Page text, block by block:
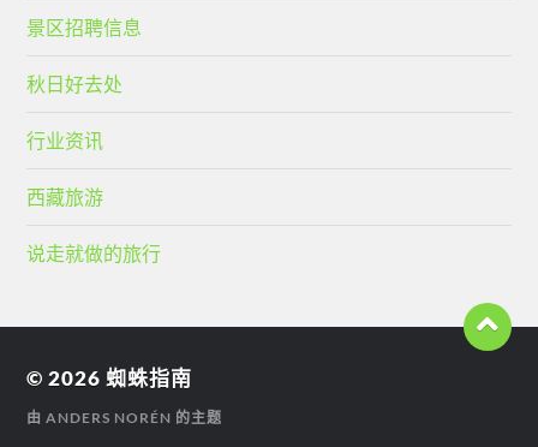
景区招聘信息
秋日好去处
行业资讯
西藏旅游
说走就做的旅行
© 2026蜘蛛指南
由ANDERS NORÉN 的主题